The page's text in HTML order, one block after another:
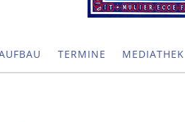
TERMINE MEDIATHEK